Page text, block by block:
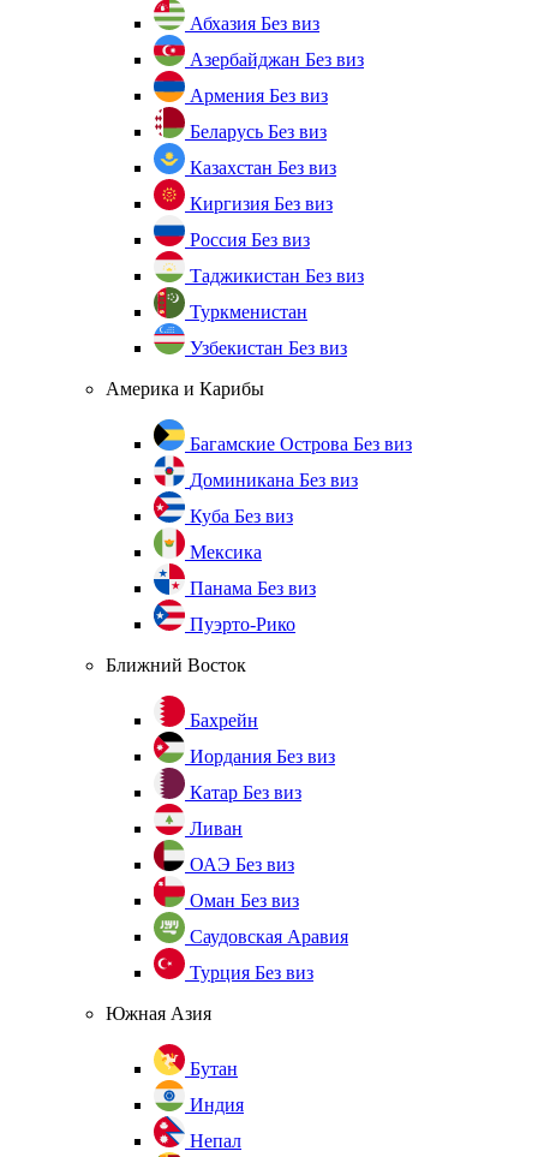
Абхазия Без виз
Азербайджан Без виз
Армения Без виз
Беларусь Без виз
Казахстан Без виз
Киргизия Без виз
Россия Без виз
Таджикистан Без виз
Туркменистан
Узбекистан Без виз
Америка и Карибы
Багамские Острова Без виз
Доминикана Без виз
Куба Без виз
Мексика
Панама Без виз
Пуэрто-Рико
Ближний Восток
Бахрейн
Иордания Без виз
Катар Без виз
Ливан
ОАЭ Без виз
Оман Без виз
Саудовская Аравия
Турция Без виз
Южная Азия
Бутан
Индия
Непал